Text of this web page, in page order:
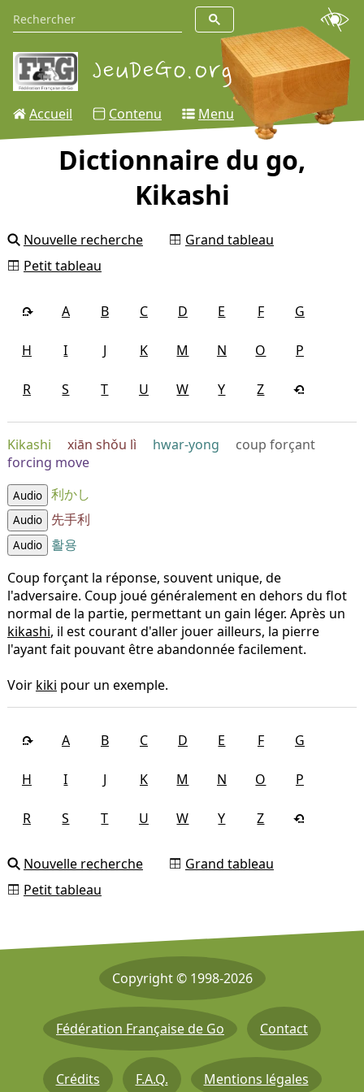
Accueil Contenu Menu
Dictionnaire du go,
Kikashi
Nouvelle recherche
Grand tableau
Petit tableau
A B C D E F G
H I J K M N O P
R S T U W Y Z
Kikashi xiān shǒu lì hwar-yong
coup forçant
forcing move
Audio 利かし
Audio 先手利
Audio
활용
Coup forçant la réponse, souvent unique, de
l'adversaire. Coup joué généralement en dehors du flot
normal de la partie, permettant un gain léger. Après un
kikashi, il est courant d'aller jouer ailleurs, la pierre
l'ayant fait pouvant être abandonnée facilement.
Voir kiki pour un exemple.
A B C D E F G
H I J K M N O P
R S T U W Y Z
Nouvelle recherche
Grand tableau
Petit tableau
Copyright © 1998-2026
Fédération Française de Go Contact
Crédits F.A.Q. Mentions légales